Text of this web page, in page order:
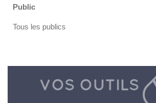
Public
Tous les publics